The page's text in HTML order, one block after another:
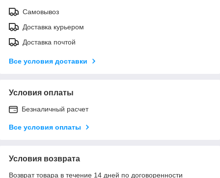
Самовывоз
Доставка курьером
Доставка почтой
Все условия доставки
Условия оплаты
Безналичный расчет
Все условия оплаты
Условия возврата
Возврат товара в течение 14 дней по договоренности